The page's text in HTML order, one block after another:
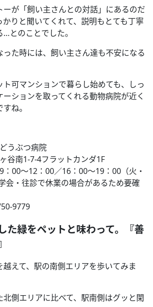
ーが「飼い主さんとの対話」にあるのだ
かりと聞いてくれて、説明もとても丁寧
…とのことでした。
った時には、飼い主さん達も不安になる
ト可マンションで暮らし始めても、しっ
ションを取ってくれる動物病院が近く
ね。
うぶつ病院
谷南1-7-4フラットカンダ1F
9 ： 00～12 ： 00／16 ： 00～19 ： 00 （火・
会・往診で休業の場合があるため要確
9779
た緑をペットと味わって。『善
えて、駅の南側エリアを歩いてみま
北側エリアに比べて、駅南側はグッと閑